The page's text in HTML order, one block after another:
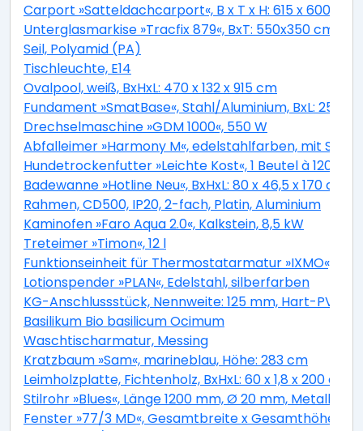
Carport »Satteldachcarport«, B x T x H: 615 x 600 x
Unterglasmarkise »Tracfix 879«, BxT: 550x350 cm,
Seil, Polyamid (PA)
Tischleuchte, E14
Ovalpool, weiß, BxHxL: 470 x 132 x 915 cm
Fundament »SmatBase«, Stahl/Aluminium, BxL: 252 x
Drechselmaschine »GDM 1000«, 550 W
Abfalleimer »Harmony M«, edelstahlfarben, mit
Hundetrockenfutter »Leichte Kost«, 1 Beutel à 12000 g
Badewanne »Hotline Neu«, BxHxL: 80 x 46,5 x 170 cm,
Rahmen, CD500, IP20, 2-fach, Platin, Aluminium
Kaminofen »Faro Aqua 2.0«, Kalkstein, 8,5 kW
Treteimer »Timon«, 12 l
Funktionseinheit für Thermostatarmatur »IXMO«,
Lotionspender »PLAN«, Edelstahl, silberfarben
KG-Anschlussstück, Nennweite: 125 mm, Hart-PVC
Basilikum Bio basilicum Ocimum
Waschtischarmatur, Messing
Kratzbaum »Sam«, marineblau, Höhe: 283 cm
Leimholzplatte, Fichtenholz, BxHxL: 60 x 1,8 x 200 cm
Stilrohr »Blues«, Länge 1200 mm, Ø 20 mm, Metall
Fenster »77/3 MD«, Gesamtbreite x Gesamthöhe: